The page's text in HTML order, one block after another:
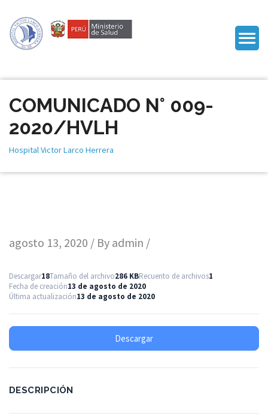
COMUNICADO N° 009-
2020/HVLH
Hospital Victor Larco Herrera
agosto 13, 2020 / By admin /
Descargar18Tamaño del archivo286 KBRecuento de archivos1
Fecha de creación13 de agosto de 2020
Última actualización13 de agosto de 2020
Descargar
DESCRIPCIÓN